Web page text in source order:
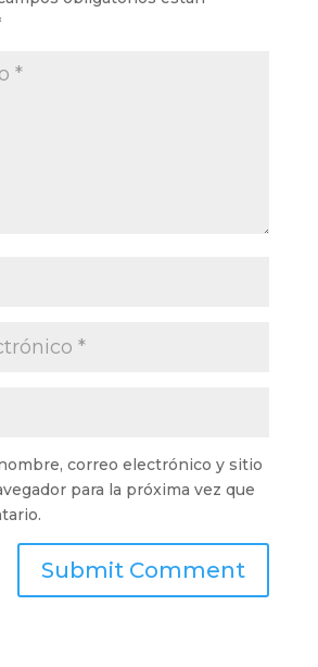
correo electrónico y sitio
para la próxima vez que